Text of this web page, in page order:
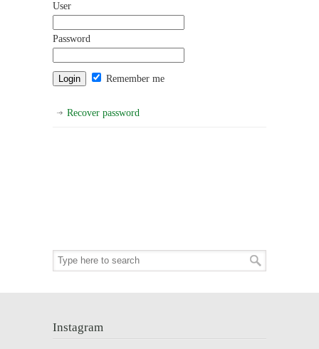
User
Password
Remember me
Recover password
Instagram